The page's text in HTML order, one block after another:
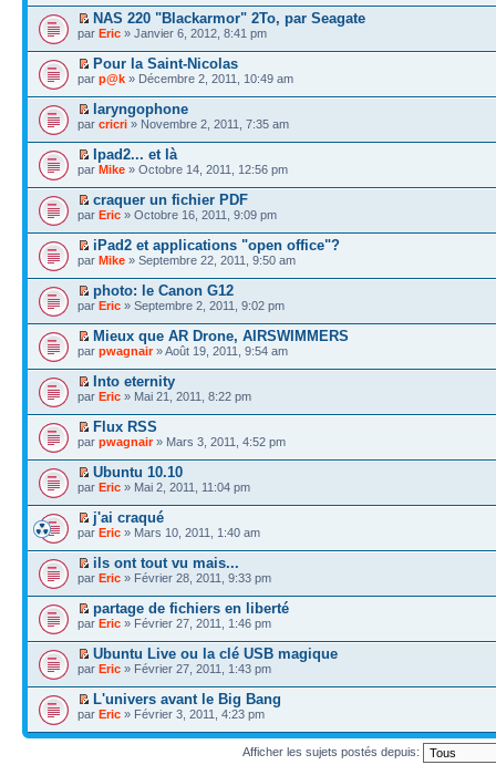
NAS 220 "Blackarmor" 2To, par Seagate
par Eric » Janvier 6, 2012, 8:41 pm
Pour la Saint-Nicolas
par p@k » Décembre 2, 2011, 10:49 am
laryngophone
par cricri » Novembre 2, 2011, 7:35 am
Ipad2... et là
par Mike » Octobre 14, 2011, 12:56 pm
craquer un fichier PDF
par Eric » Octobre 16, 2011, 9:09 pm
iPad2 et applications "open office"?
par Mike » Septembre 22, 2011, 9:50 am
photo: le Canon G12
par Eric » Septembre 2, 2011, 9:02 pm
Mieux que AR Drone, AIRSWIMMERS
par pwagnair» Août 19, 2011, 9:54 am
Into eternity
par Eric » Mai 21, 2011, 8:22 pm
Flux RSS
par pwagnair» Mars 3, 2011, 4:52 pm
Ubuntu 10.10
par Eric » Mai 2, 2011, 11:04 pm
j'ai craqué
par Eric » Mars 10, 2011, 1:40 am
ils ont tout vu mais...
par Eric » Février 28, 2011, 9:33 pm
partage de fichiers en liberté
par Eric » Février 27, 2011, 1:46 pm
Ubuntu Live ou la clé USB magique
par Eric » Février 27, 2011, 1:43 pm
L'univers avant le Big Bang
par Eric » Février 3, 2011, 4:23 pm
Afficher les sujets postés depuis: